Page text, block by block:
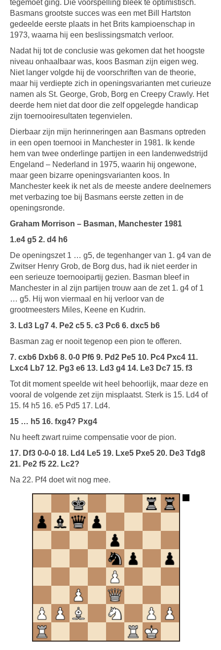
tegemoet ging. Die voorspelling bleek te optimistisch.
Basmans grootste succes was een met Bill Hartston
gedeelde eerste plaats in het Brits kampioenschap in
1973, waarna hij een beslissingsmatch verloor.
Nadat hij tot de conclusie was gekomen dat het hoogste
niveau onhaalbaar was, koos Basman zijn eigen weg.
Niet langer volgde hij de voorschriften van de theorie,
maar hij verdiepte zich in openingsvarianten met curieuze
namen als St. George, Grob, Borg en Creepy Crawly. Het
deerde hem niet dat door die zelf opgelegde handicap
zijn toernooiresultaten tegenvielen.
Dierbaar zijn mijn herinneringen aan Basmans optreden
in een open toernooi in Manchester in 1981. Ik kende
hem van twee onderlinge partijen in een landenwedstrijd
Engeland – Nederland in 1975, waarin hij ongewone,
maar geen bizarre openingsvarianten koos. In
Manchester keek ik net als de meeste andere deelnemers
met verbazing toe bij Basmans eerste zetten in de
openingsronde.
Graham Morrison – Basman, Manchester 1981
1.e4 g5 2. d4 h6
De openingszet 1 … g5, de tegenhanger van 1. g4 van de
Zwitser Henry Grob, de Borg dus, had ik niet eerder in
een serieuze toernooipartij gezien. Basman bleef in
Manchester in al zijn partijen trouw aan de zet 1. g4 of 1
… g5. Hij won viermaal en hij verloor van de
grootmeesters Miles, Keene en Kudrin.
3. Ld3 Lg7 4. Pe2 c5 5. c3 Pc6 6. dxc5 b6
Basman zag er nooit tegenop een pion te offeren.
7. cxb6 Dxb6 8. 0-0 Pf6 9. Pd2 Pe5 10. Pc4 Pxc4 11.
Lxc4 Lb7 12. Pg3 e6 13. Ld3 g4 14. Le3 Dc7 15. f3
Tot dit moment speelde wit heel behoorlijk, maar deze en
vooral de volgende zet zijn misplaatst. Sterk is 15. Ld4 of
15. f4 h5 16. e5 Pd5 17. Ld4.
15 … h5 16. fxg4? Pxg4
Nu heeft zwart ruime compensatie voor de pion.
17. Df3 0-0-0 18. Ld4 Le5 19. Lxe5 Pxe5 20. De3 Tdg8
21. Pe2 f5 22. Lc2?
Na 22. Pf4 doet wit nog mee.